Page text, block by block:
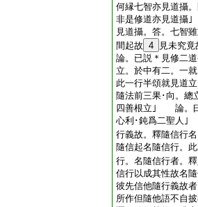
何縁七智亦見道攝
非是修道亦見道
見道攝。答。七智
間起故 4
見未究
論。已説＊見修二
立。於中有二。一
此一行半頌就見道
隨法前三果･向。總
四善根立｣ 論。曰
心利･鈍爲二聖人
行義故。釋隨信行
隨信起名隨信行。
行。名隨信行者。
信行以成其性故名
彼先信他隨行義故
所作但隨他語不